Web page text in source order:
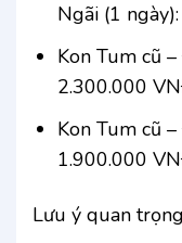
Ngãi (1
Kon Tum cũ
2.300.000
Kon Tum cũ
1.900.000
Lưu ý quan